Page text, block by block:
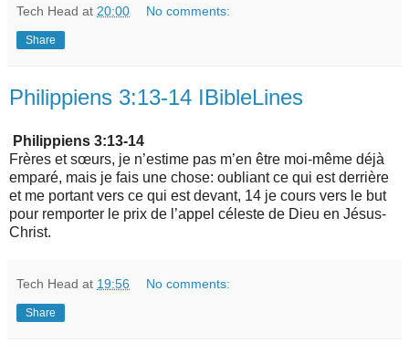
Tech Head at 20:00 No comments:
Share
Philippiens 3:13-14 IBibleLines
Philippiens 3:13-14
Frères et sœurs, je n’estime pas m’en être moi-même déjà
emparé, mais je fais une chose: oubliant ce qui est derrière
et me portant vers ce qui est devant, 14 je cours vers le but
pour remporter le prix de l’appel céleste de Dieu en Jésus-
Christ.
Tech Head at 19:56 No comments:
Share